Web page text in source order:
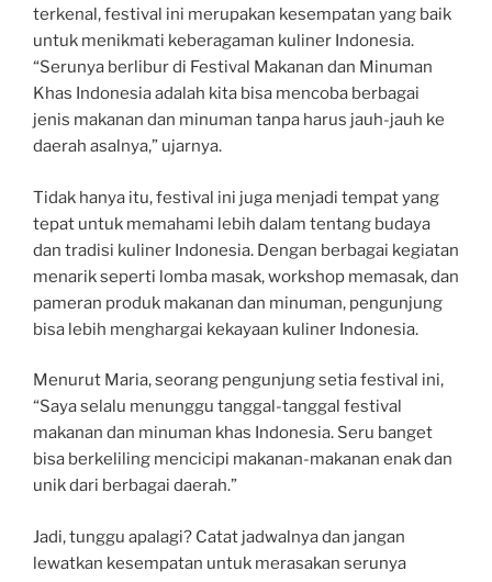
terkenal, festival ini merupakan kesempatan yang baik
untuk menikmati keberagaman kuliner Indonesia.
“Serunya berlibur di Festival Makanan dan Minuman
Khas Indonesia adalah kita bisa mencoba berbagai
jenis makanan dan minuman tanpa harus jauh-jauh ke
daerah asalnya,” ujarnya.
Tidak hanya itu, festival ini juga menjadi tempat yang
tepat untuk memahami lebih dalam tentang budaya
dan tradisi kuliner Indonesia. Dengan berbagai kegiatan
menarik seperti lomba masak, workshop memasak, dan
pameran produk makanan dan minuman, pengunjung
bisa lebih menghargai kekayaan kuliner Indonesia.
Menurut Maria, seorang pengunjung setia festival ini,
“Saya selalu menunggu tanggal-tanggal festival
makanan dan minuman khas Indonesia. Seru banget
bisa berkeliling mencicipi makanan-makanan enak dan
unik dari berbagai daerah.”
Jadi, tunggu apalagi? Catat jadwalnya dan jangan
lewatkan kesempatan untuk merasakan serunya